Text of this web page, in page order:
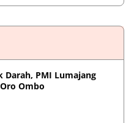
Darah, PMI Lumajang
Ombo